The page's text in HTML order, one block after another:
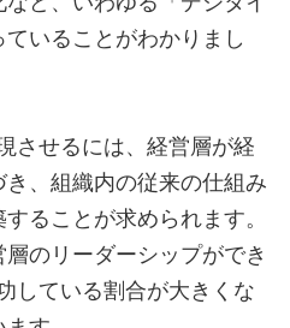
いることがわかりまし
させるには、経営層が経
、組織内の従来の仕組み
ることが求められます。
のリーダーシップができ
している割合が大きくな